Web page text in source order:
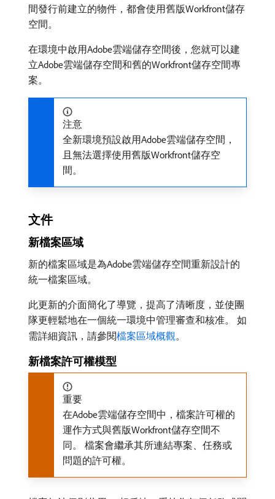
間發行前建立的物件，都會使用舊版Workfront儲存
空間。
在環境中啟用Adobe雲端儲存空間後，您就可以建
立Adobe雲端儲存空間和舊的Workfront儲存空間專
案。
注意
全新環境預設啟用Adobe雲端儲存空間，
且無法選擇使用舊版Workfront儲存空
間。
文件
新檔案區域
新的檔案區域是為Adobe雲端儲存空間重新設計的
統一檔案區域。
此更新的介面簡化了導覽，提高了清晰度，並使團
隊更輕鬆地在一個統一環境中管理審查和核准。 如
需詳細資訊，請參閱檔案區域概觀。
新檔案許可權模型
重要
在Adobe雲端儲存空間中，檔案許可權的
運作方式與舊版Workfront儲存空間不
同。 檔案會繼承其所連結專案、任務或
問題的許可權。